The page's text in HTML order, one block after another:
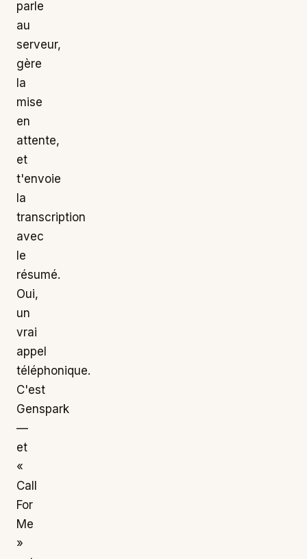
parle
au
serveur,
gère
la
mise
en
attente,
et
t'envoie
la
transcription
avec
le
résumé.
Oui,
un
vrai
appel
téléphonique.
C'est
Genspark
—
et
«
Call
For
Me
»